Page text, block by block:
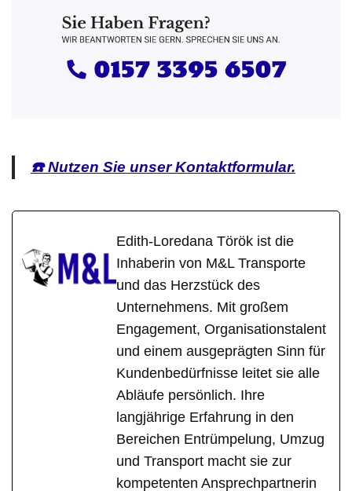
☎️ Nutzen Sie unser Kontaktformular.
Edith-Loredana Török ist die
Inhaberin von M&L Transporte
und das Herzstück des
Unternehmens. Mit großem
Engagement, Organisationstalent
und einem ausgeprägten Sinn für
Kundenbedürfnisse leitet sie alle
Abläufe persönlich. Ihre
langjährige Erfahrung in den
Bereichen Entrümpelung, Umzug
und Transport macht sie zur
kompetenten Ansprechpartnerin